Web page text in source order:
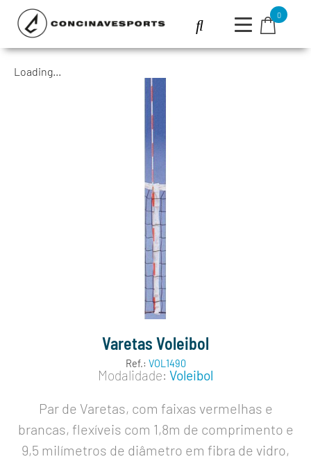
0
Loading...
Varetas Voleibol
Ref.: VOL1490
Modalidade: Voleibol
Par de Varetas, com faixas vermelhas e
brancas, flexíveis com 1,8m de comprimento e
9,5 milímetros de diâmetro em fibra de vidro,